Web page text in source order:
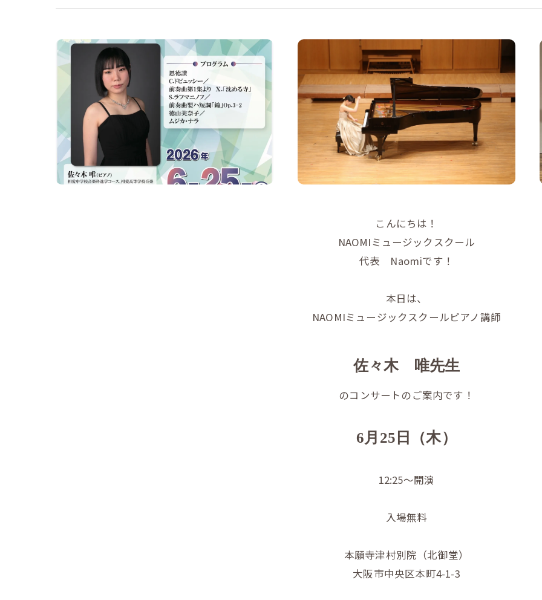
こんにちは！
NAOMIミュージックスクール
代表 Naomiです！
本日は、
NAOMIミュージックスクールピアノ講師
佐々木 唯先生
のコンサートのご案内です！
6月25日（木）
12:25〜開演
入場無料
本願寺津村別院（北御堂）
大阪市中央区本町4-1-3